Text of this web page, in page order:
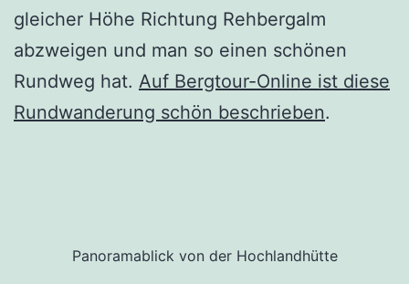
gleicher Höhe Richtung Rehbergalm
abzweigen und man so einen schönen
Rundweg hat. Auf Bergtour-Online ist diese
Rundwanderung schön beschrieben.
Panoramablick von der Hochlandhütte